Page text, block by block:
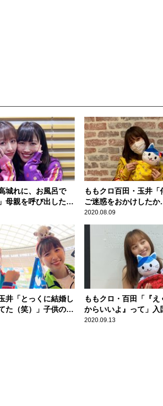
城れに、お風呂で
母親を呼び出したつ
ももクロ百田・玉井「
ご迷惑をおかけした
着たくない衣装が続々
2020.08.09
井「とっくに結婚し
た（笑）」子供のこ
ももクロ・百田「『え
からいいよ』って」入
で“えくぼ”の有無を確
2020.09.13